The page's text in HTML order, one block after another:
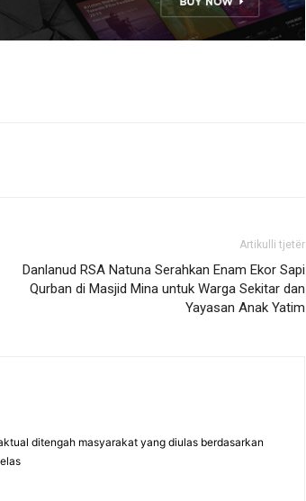
Artikulli tjetër
Danlanud RSA Natuna Serahkan Enam Ekor Sapi
Qurban di Masjid Mina untuk Warga Sekitar dan
Yayasan Anak Yatim
ditengah masyarakat yang diulas berdasarkan